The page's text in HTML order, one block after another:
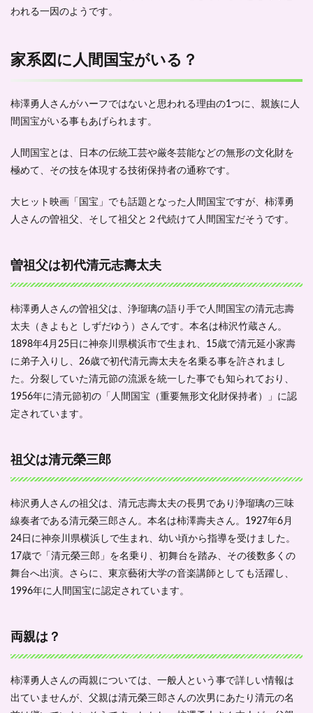
2.2
元榮
三郎
両親
兄の
者は
ィギ
スケ
3
柿澤
の生
い立
ちま
とめ
3.1
フィ
ール
3.2.2
ホリプ
属
3.2.3
ミュー
マで大
まと
め
われる一因のようです。
家系図に人間国宝がいる？
柿澤勇人さんがハーフではないと思われる理由の1つに、親族に人
間国宝がいる事もあげられます。
人間国宝とは、日本の伝統工芸や厳冬芸能などの無形の文化財を
極めて、その技を体現する技術保持者の通称です。
大ヒット映画「国宝」でも話題となった人間国宝ですが、柿澤勇
人さんの曽祖父、そして祖父と２代続けて人間国宝だそうです。
曽祖父は初代清元志壽太夫
柿澤勇人さんの曽祖父は、浄瑠璃の語り手で人間国宝の清元志壽
太夫（きよもと しずだゆう）さんです。本名は柿沢竹蔵さん。
1898年4月25日に神奈川県横浜市で生まれ、15歳で清元延小家壽
に弟子入りし、26歳で初代清元壽太夫を名乗る事を許されまし
た。分裂していた清元節の流派を統一した事でも知られており、
1956年に清元節初の「人間国宝（重要無形文化財保持者）」に認
定されています。
祖父は清元榮三郎
柿沢勇人さんの祖父は、清元志壽太夫の長男であり浄瑠璃の三味
線奏者である清元榮三郎さん。本名は柿澤壽夫さん。1927年6月
24日に神奈川県横浜しで生まれ、幼い頃から指導を受けました。
17歳で「清元榮三郎」を名乗り、初舞台を踏み、その後数多くの
舞台へ出演。さらに、東京藝術大学の音楽講師としても活躍し、
1996年に人間国宝に認定されています。
両親は？
柿澤勇人さんの両親については、一般人という事で詳しい情報は
出ていませんが、父親は清元榮三郎さんの次男にあたり清元の名